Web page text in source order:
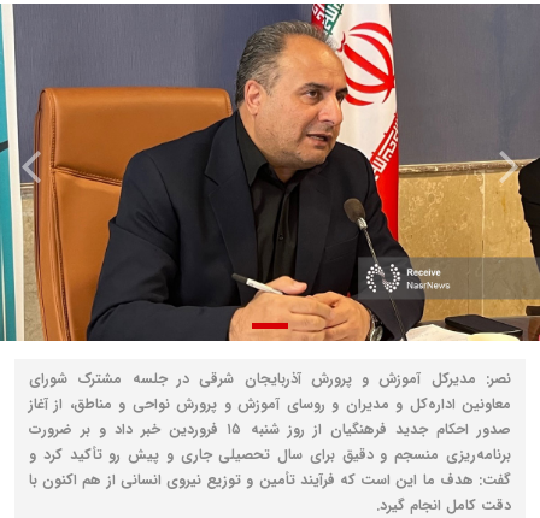
نصر: مدیرکل آموزش و پرورش آذربایجان شرقی در جلسه مشترک شورای
معاونین اداره‌کل و مدیران و روسای آموزش و پرورش نواحی و مناطق، از آغاز
صدور احکام جدید فرهنگیان از روز شنبه ۱۵ فروردین خبر داد و بر ضرورت
برنامه‌ریزی منسجم و دقیق برای سال تحصیلی جاری و پیش رو تأکید کرد و
گفت: هدف ما این است که فرآیند تأمین و توزیع نیروی انسانی از هم اکنون با
دقت کامل انجام گیرد.